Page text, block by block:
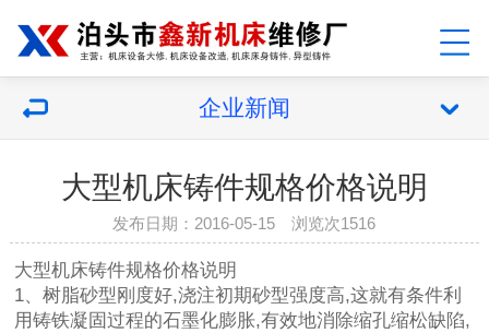
企业新闻
大型机床铸件规格价格说明
发布日期：2016-05-15 浏览次1516
大型机床铸件规格价格说明
1、树脂砂型刚度好,浇注初期砂型强度高,这就有条件利
用铸铁凝固过程的石墨化膨胀,有效地消除缩孔缩松缺陷,